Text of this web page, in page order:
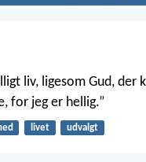
liv, ligesom Gud, der
for jeg er hellig.”
livet udvalgt